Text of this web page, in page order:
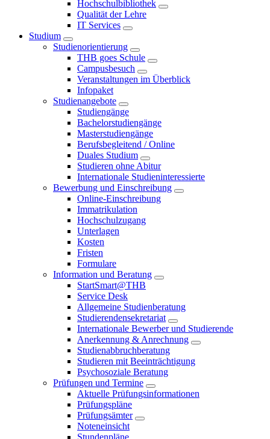
Hochschulbibliothek
Qualität der Lehre
IT Services
Studium
Studienorientierung
THB goes Schule
Campusbesuch
Veranstaltungen im Überblick
Infopaket
Studienangebote
Studiengänge
Bachelorstudiengänge
Masterstudiengänge
Berufsbegleitend / Online
Duales Studium
Studieren ohne Abitur
Internationale Studieninteressierte
Bewerbung und Einschreibung
Online-Einschreibung
Immatrikulation
Hochschulzugang
Unterlagen
Kosten
Fristen
Formulare
Information und Beratung
StartSmart@THB
Service Desk
Allgemeine Studienberatung
Studierendensekretariat
Internationale Bewerber und Studierende
Anerkennung & Anrechnung
Studienabbruchberatung
Studieren mit Beeinträchtigung
Psychosoziale Beratung
Prüfungen und Termine
Aktuelle Prüfungsinformationen
Prüfungspläne
Prüfungsämter
Noteneinsicht
Stundenpläne